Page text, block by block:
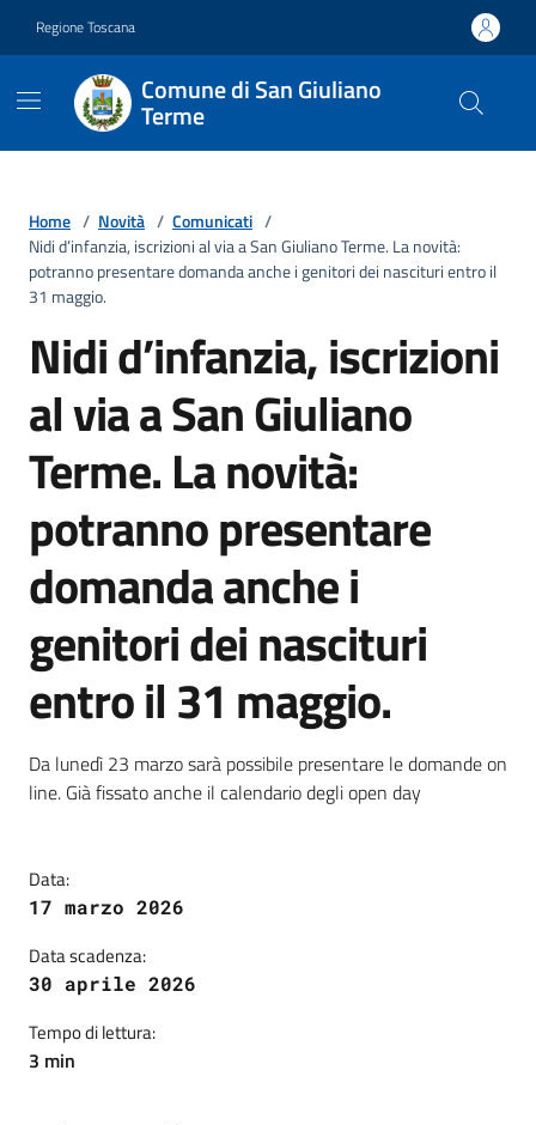
Regione Toscana
Comune di San Giuliano
Terme
Home / Novità / Comunicati /
Nidi d’infanzia, iscrizioni al via a San Giuliano Terme. La novità:
potranno presentare domanda anche i genitori dei nascituri entro il
31 maggio.
Nidi d’infanzia, iscrizioni
al via a San Giuliano
Terme. La novità:
potranno presentare
domanda anche i
genitori dei nascituri
entro il 31 maggio.
Dettagli della notizia
Da lunedì 23 marzo sarà possibile presentare le domande on
line. Già fissato anche il calendario degli open day
Data:
17 marzo 2026
Data scadenza:
30 aprile 2026
Tempo di lettura:
3 min